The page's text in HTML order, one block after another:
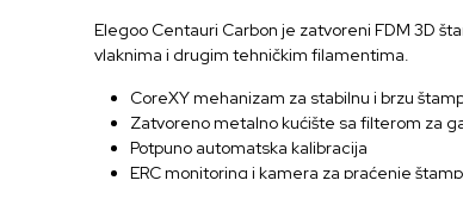
Elegoo Centauri Carbon je zatvoreni FDM 3D
vlaknima i drugim tehničkim filamentima.
CoreXY mehanizam za stabilnu i brzu
Zatvoreno metalno kućište sa filterom za
Potpuno automatska kalibracija
ERC monitoring i kamera za praćenje